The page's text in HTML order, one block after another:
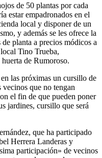
de 50 plantas por cada
estar empadronados en el
local y disponer de un
y además se les ofrece la
planta a precios módicos a
Tino Trueba,
huerta de Rumoroso.
las próximas un cursillo de
que no tengan
el fin de que pueden poner
jardines, cursillo que será
que ha participado
Herrera Landeras y
participación» de vecinos